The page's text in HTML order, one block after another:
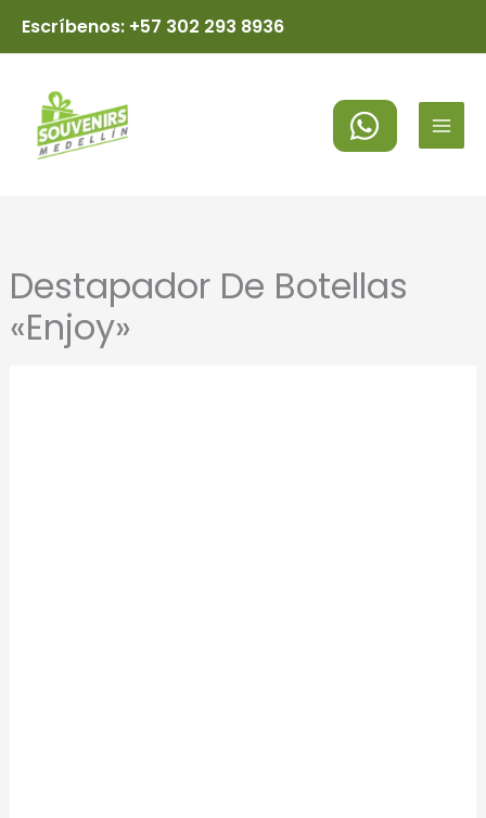
Escríbenos: +57 302 293 8936
Destapador De Botellas
«Enjoy»